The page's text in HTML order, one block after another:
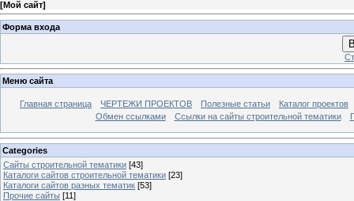
[Мой сайт]
Форма входа
Меню сайта
Главная страница ЧЕРТЕЖИ ПРОЕКТОВ Полезные статьи
Каталог проектов
Обмен ссылками
Ссылки на сайты строительной тематики
Categories
Сайты строительной тематики [43]
Каталоги сайтов строительной тематики [23]
Каталоги сайтов разных тематик [53]
Прочие сайты [11]